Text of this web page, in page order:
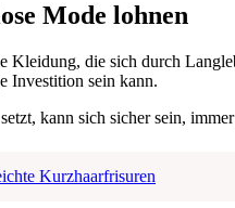
Mode lohnen
Kleidung, die sich durch
Investition sein kann.
kann sich sicher sein,
Kurzhaarfrisuren